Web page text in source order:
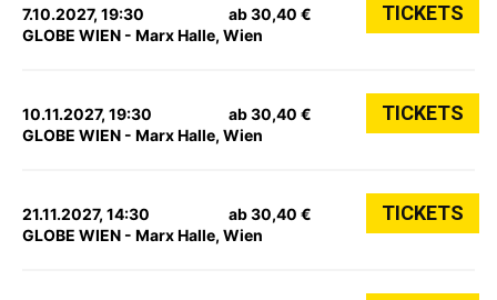
7.10.2027, 19:30
GLOBE WIEN - Marx Halle, Wien
ab 30,40 € TICKETS
10.11.2027, 19:30
GLOBE WIEN - Marx Halle, Wien
ab 30,40 € TICKETS
21.11.2027, 14:30
GLOBE WIEN - Marx Halle, Wien
ab 30,40 € TICKETS